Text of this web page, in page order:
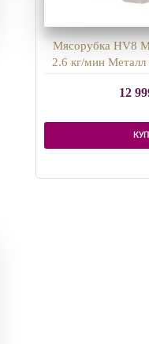
Мясорубка HV8
2.6 кг/мин
12